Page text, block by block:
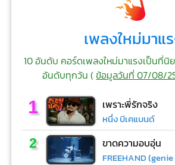
เพลงใหม่มาแ
10 อันดับ คอร์ดเพลงใหม่มาแรงเป็นที่
อันดับทุกวัน (ข้อมูลวันที่ 07/08/
1 เพราะพี่รักจริง
หนึ่ง บีเคแบนด์
2 ขาดความอบอุ่น